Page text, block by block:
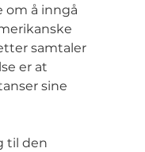
om å inngå
samtaler
er at
sine
til den